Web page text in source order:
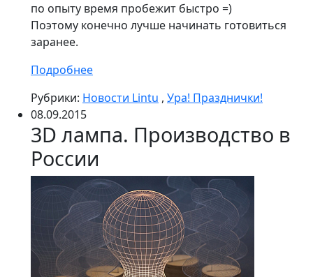
по опыту время пробежит быстро =)
Поэтому конечно лучше начинать готовиться
заранее.
Подробнее
Рубрики: Новости Lintu , Ура! Празднички!
08.09.2015
3D лампа. Производство в
России